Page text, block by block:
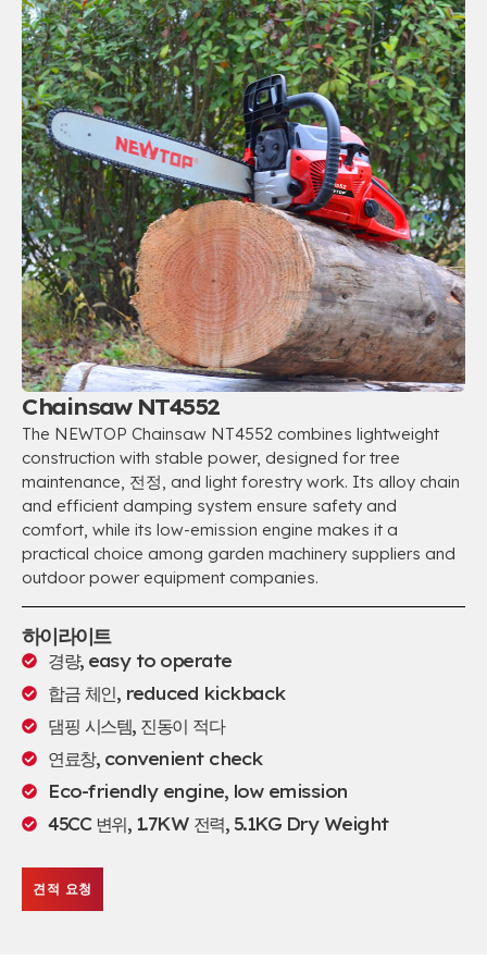
Chainsaw NT4552
The NEWTOP Chainsaw NT4552 combines lightweight
construction with stable power, designed for tree
maintenance, 전정, and light forestry work. Its alloy chain
and efficient damping system ensure safety and
comfort, while its low-emission engine makes it a
practical choice among garden machinery suppliers and
outdoor power equipment companies.
하이라이트
경량, easy to operate
합금 체인, reduced kickback
댐핑 시스템, 진동이 적다
연료창, convenient check
Eco-friendly engine, low emission
45CC 변위, 1.7KW 전력, 5.1KG Dry Weight
견적 요청